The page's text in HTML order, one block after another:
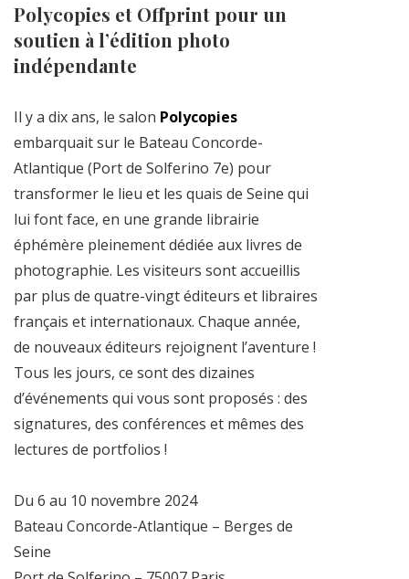
Polycopies et Offprint pour un
soutien à l’édition photo
indépendante
Il y a dix ans, le salon Polycopies
embarquait sur le Bateau Concorde-
Atlantique (Port de Solferino 7e) pour
transformer le lieu et les quais de Seine qui
lui font face, en une grande librairie
éphémère pleinement dédiée aux livres de
photographie. Les visiteurs sont accueillis
par plus de quatre-vingt éditeurs et libraires
français et internationaux. Chaque année,
de nouveaux éditeurs rejoignent l’aventure !
Tous les jours, ce sont des dizaines
d’événements qui vous sont proposés : des
signatures, des conférences et mêmes des
lectures de portfolios !
Du 6 au 10 novembre 2024
Bateau Concorde-Atlantique – Berges de
Seine